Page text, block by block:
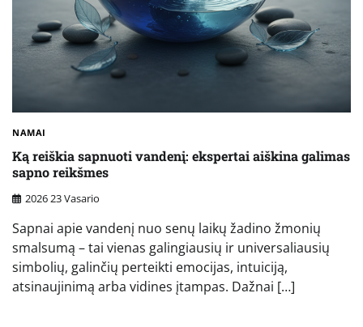
NAMAI
Ką reiškia sapnuoti vandenį: ekspertai aiškina galimas
sapno reikšmes
2026 23 Vasario
Sapnai apie vandenį nuo senų laikų žadino žmonių
smalsumą – tai vienas galingiausių ir universaliausių
simbolių, galinčių perteikti emocijas, intuiciją,
atsinaujinimą arba vidines įtampas. Dažnai […]